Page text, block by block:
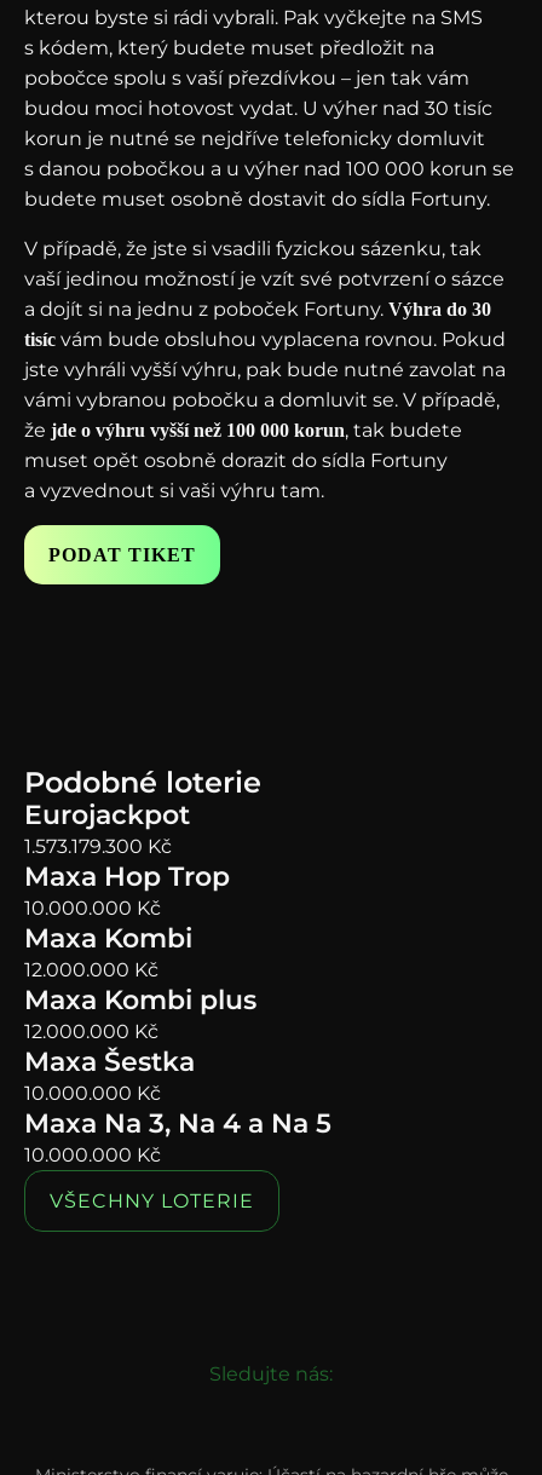
kterou byste si rádi vybrali. Pak vyčkejte na SMS
s kódem, který budete muset předložit na
pobočce spolu s vaší přezdívkou – jen tak vám
budou moci hotovost vydat. U výher nad 30 tisíc
korun je nutné se nejdříve telefonicky domluvit
s danou pobočkou a u výher nad 100 000 korun se
budete muset osobně dostavit do sídla Fortuny.
V případě, že jste si vsadili fyzickou sázenku, tak
vaší jedinou možností je vzít své potvrzení o sázce
a dojít si na jednu z poboček Fortuny. Výhra do 30
tisíc vám bude obsluhou vyplacena rovnou. Pokud
jste vyhráli vyšší výhru, pak bude nutné zavolat na
vámi vybranou pobočku a domluvit se. V případě,
že jde o výhru vyšší než 100 000 korun, tak budete
muset opět osobně dorazit do sídla Fortuny
a vyzvednout si vaši výhru tam.
PODAT TIKET
Podobné loterie
Eurojackpot
1.573.179.300 Kč
Maxa Hop Trop
10.000.000 Kč
Maxa Kombi
12.000.000 Kč
Maxa Kombi plus
12.000.000 Kč
Maxa Šestka
10.000.000 Kč
Maxa Na 3, Na 4 a Na 5
10.000.000 Kč
VŠECHNY LOTERIE
Sledujte nás: